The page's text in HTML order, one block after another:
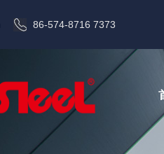
86-574-8716 7373